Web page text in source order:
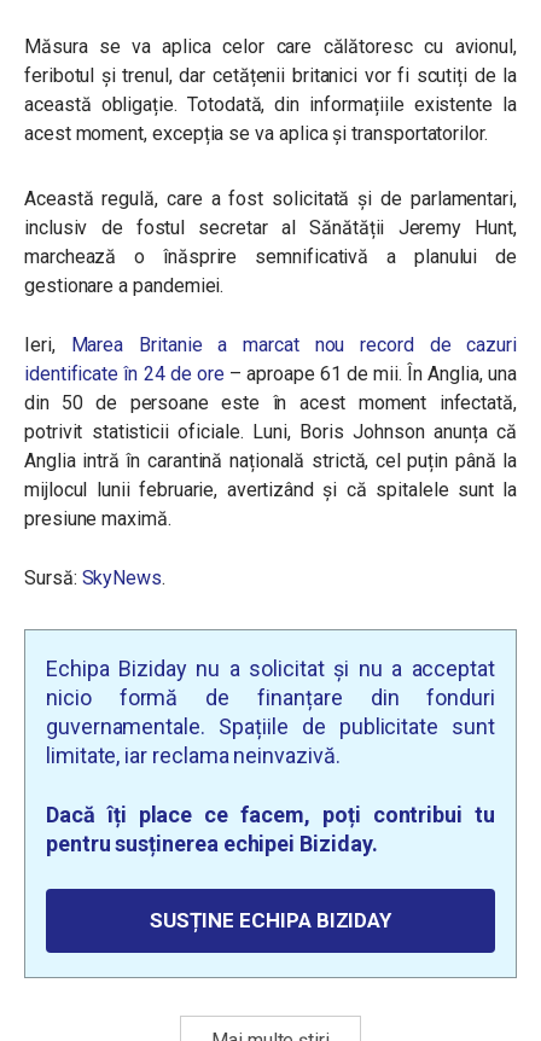
Măsura se va aplica celor care călătoresc cu avionul,
feribotul și trenul, dar cetățenii britanici vor fi scutiți de la
această obligație. Totodată, din informațiile existente la
acest moment, excepția se va aplica și transportatorilor.
Această regulă, care a fost solicitată și de parlamentari,
inclusiv de fostul secretar al Sănătății Jeremy Hunt,
marchează o înăsprire semnificativă a planului de
gestionare a pandemiei.
Ieri, Marea Britanie a marcat nou record de cazuri
identificate în 24 de ore– aproape 61 de mii. În Anglia, una
din 50 de persoane este în acest moment infectată,
potrivit statisticii oficiale. Luni, Boris Johnson anunța că
Anglia intră în carantină națională strictă, cel puțin până la
mijlocul lunii februarie, avertizând și că spitalele sunt la
presiune maximă.
Sursă: SkyNews.
Echipa Biziday nu a solicitat și nu a acceptat
nicio formă de finanțare din fonduri
guvernamentale. Spațiile de publicitate sunt
limitate, iar reclama neinvazivă.
Dacă îți place ce facem, poți contribui tu
pentru susținerea echipei Biziday.
SUSȚINE ECHIPA BIZIDAY